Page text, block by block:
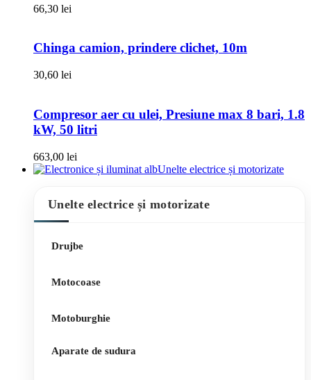
66,30 lei
Chinga camion, prindere clichet, 10m
30,60 lei
Compresor aer cu ulei, Presiune max 8 bari, 1.8
kW, 50 litri
663,00 lei
Unelte electrice și motorizate
Unelte electrice și motorizate
Drujbe
Motocoase
Motoburghie
Aparate de sudura